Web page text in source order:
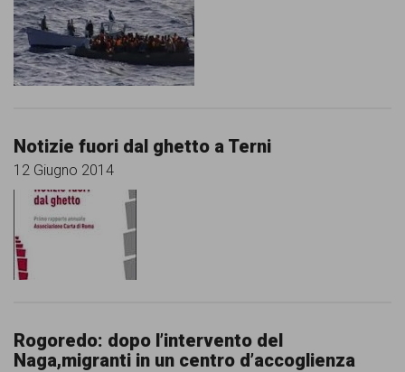
Notizie fuori dal ghetto a Terni
12 Giugno 2014
Rogoredo: dopo l’intervento del
Naga,migranti in un centro d’accoglienza